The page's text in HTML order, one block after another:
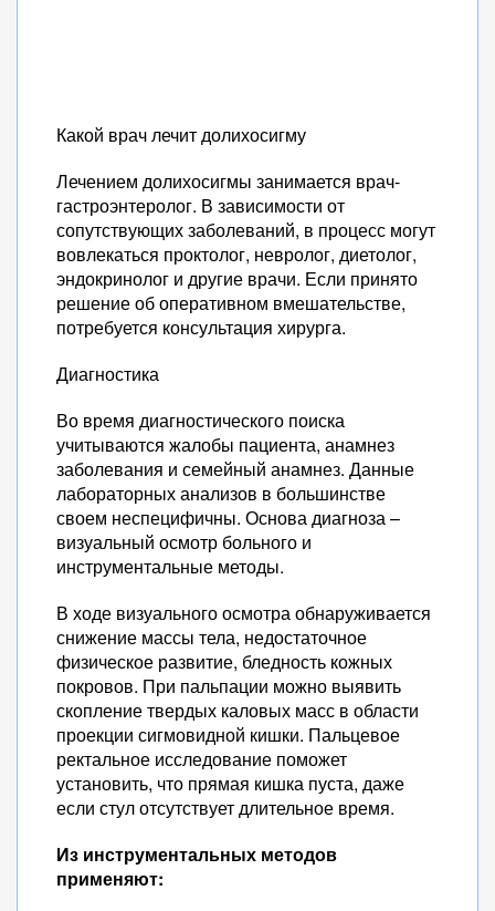
Какой врач лечит долихосигму
Лечением долихосигмы занимается врач-
гастроэнтеролог. В зависимости от
сопутствующих заболеваний, в процесс могут
вовлекаться проктолог, невролог, диетолог,
эндокринолог и другие врачи. Если принято
решение об оперативном вмешательстве,
потребуется консультация хирурга.
Диагностика
Во время диагностического поиска
учитываются жалобы пациента, анамнез
заболевания и семейный анамнез. Данные
лабораторных анализов в большинстве
своем неспецифичны. Основа диагноза –
визуальный осмотр больного и
инструментальные методы.
В ходе визуального осмотра обнаруживается
снижение массы тела, недостаточное
физическое развитие, бледность кожных
покровов. При пальпации можно выявить
скопление твердых каловых масс в области
проекции сигмовидной кишки. Пальцевое
ректальное исследование поможет
установить, что прямая кишка пуста, даже
если стул отсутствует длительное время.
Из инструментальных методов
применяют: